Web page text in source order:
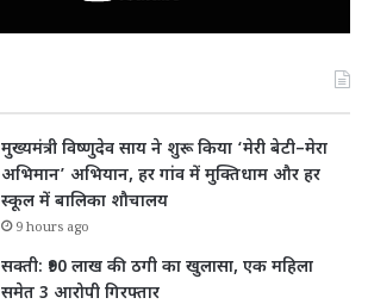
मुख्यमंत्री विष्णुदेव साय ने शुरू किया ‘मेरी बेटी–मेरा
अभिमान’ अभियान, हर गांव में मुक्तिधाम और हर
स्कूल में बालिका शौचालय
9 hours ago
सक्ती: ₹90 लाख की ठगी का खुलासा, एक महिला
समेत 3 आरोपी गिरफ्तार